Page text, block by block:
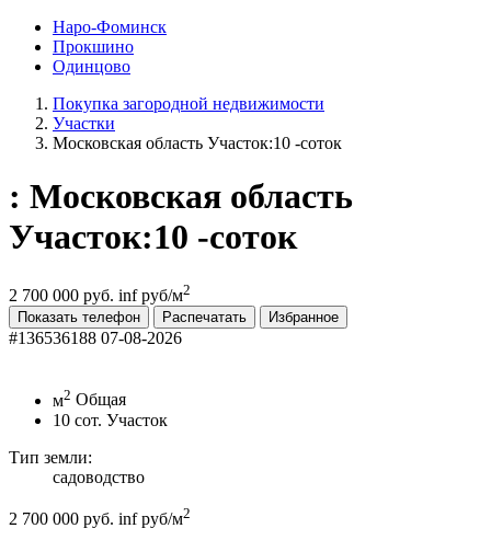
Наро-Фоминск
Прокшино
Одинцово
Покупка загородной недвижимости
Участки
Московская область Участок:10 -соток
: Московская область
Участок:10 -соток
2 700 000 руб. inf руб/м2
Показать телефон
Распечатать Избранное
#136536188 07-08-2026
м2 Общая
10 сот. Участок
Тип земли:
садоводство
2 700 000 руб. inf руб/м2